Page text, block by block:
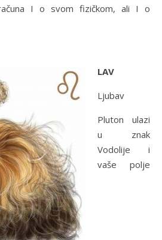
I o svom fizičkom, ali I o
LAV
Ljubav
Pluton ulazi
u znak
Vodolije i
vaše polje